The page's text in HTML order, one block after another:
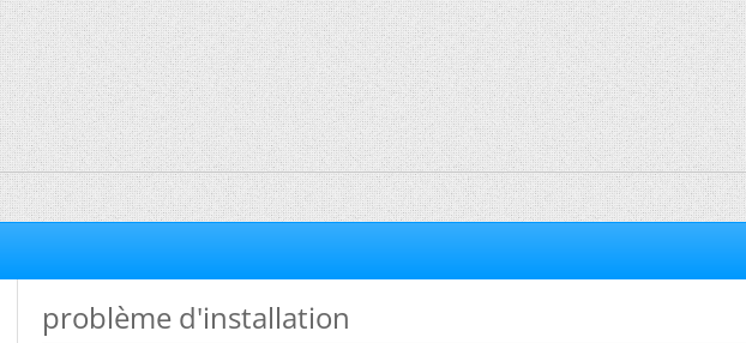
problème d'installation